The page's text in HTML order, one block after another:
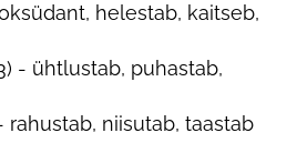
helestab, kaitseb,
- ühtlustab, puhastab,
rahustab, niisutab, taastab